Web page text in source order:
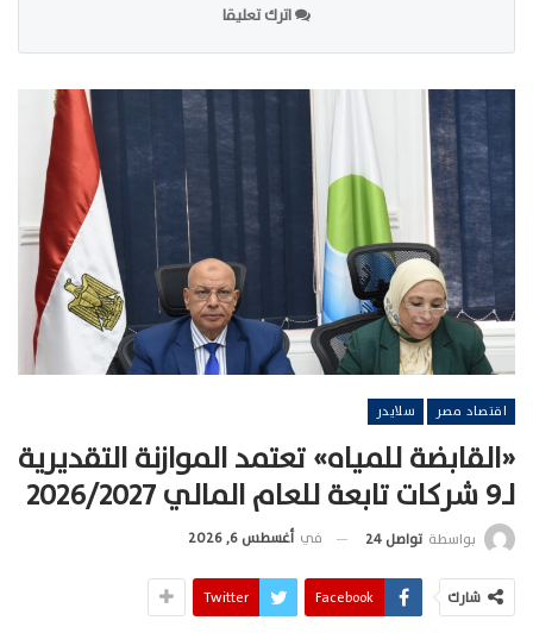
اترك تعليقا
اقتصاد مصر سلايدر
«القابضة للمياه» تعتمد الموازنة التقديرية
لـ9 شركات تابعة للعام المالي 2026/2027
بواسطة تواصل 24 في أغسطس 6, 2026
شارك Facebook
Twitter